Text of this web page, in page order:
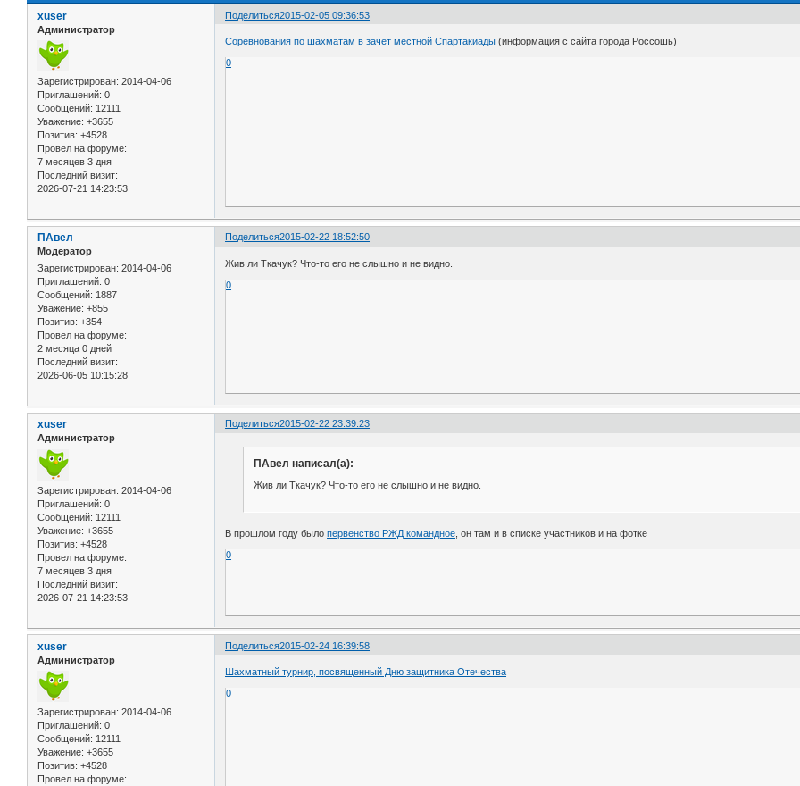
Поделиться2015-02-05 09:36:53
xuser
Администратор
Зарегистрирован: 2014-04-06
Приглашений: 0
Сообщений: 12111
Уважение: +3655
Позитив: +4528
Провел на форуме:
7 месяцев 3 дня
Последний визит:
2026-07-21 14:23:53
Соревнования по шахматам в зачет местной Спартакиады (информация с сайта города Россошь)
0
Поделиться2015-02-22 18:52:50
ПАвел
Модератор
Зарегистрирован: 2014-04-06
Приглашений: 0
Сообщений: 1887
Уважение: +855
Позитив: +354
Провел на форуме:
2 месяца 0 дней
Последний визит:
2026-06-05 10:15:28
Жив ли Ткачук? Что-то его не слышно и не видно.
0
Поделиться2015-02-22 23:39:23
xuser
Администратор
Зарегистрирован: 2014-04-06
Приглашений: 0
Сообщений: 12111
Уважение: +3655
Позитив: +4528
Провел на форуме:
7 месяцев 3 дня
Последний визит:
2026-07-21 14:23:53
ПАвел написал(а):
Жив ли Ткачук? Что-то его не слышно и не видно.
В прошлом году былопервенство РЖД командное , он там и в списке участников и на фотке
0
Поделиться2015-02-24 16:39:58
xuser
Администратор
Зарегистрирован: 2014-04-06
Приглашений: 0
Сообщений: 12111
Уважение: +3655
Позитив: +4528
Провел на форуме:
Шахматный турнир, посвященный Дню защитника Отечества
0